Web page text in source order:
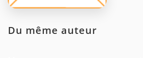
Du même auteur